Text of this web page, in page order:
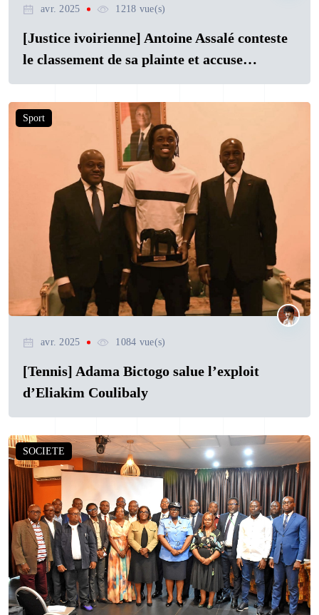
avr. 2025 1218 vue(s)
[Justice ivoirienne] Antoine Assalé conteste
le classement de sa plainte et accuse…
Sport
avr. 2025 1084 vue(s)
[Tennis] Adama Bictogo salue l’exploit
d’Eliakim Coulibaly
SOCIETE